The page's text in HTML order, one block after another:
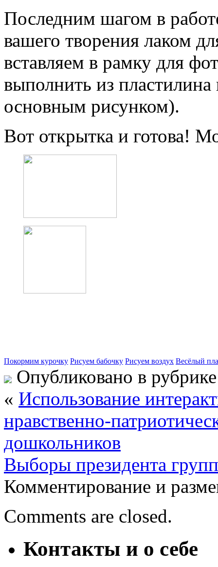
Последним шагом в
вашего творения лаком
вставляем в рамку для
выполнить из
основным рисунком).
Вот открытка и готова!
Покормим курочку Рисуем бабочку Рисуем воздух Весёлый
Опубликовано в
« Использование
нравственно-
дошкольников
Выборы президента
Комментирование и
Comments are closed.
Контакты и о себе